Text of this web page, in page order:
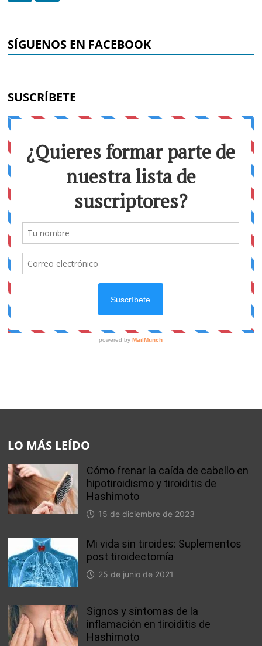
SÍGUENOS EN FACEBOOK
SUSCRÍBETE
LO MÁS LEÍDO
Cómo frenar la caída de cabello en
hipotiroidismo y tiroiditis de
Hashimoto
15 de diciembre de 2023
Mi vida sin tiroides: Suplementos
post tiroidectomía
25 de junio de 2021
Signos y síntomas de la
inflamación en tiroiditis de
Hashimoto